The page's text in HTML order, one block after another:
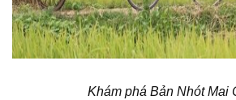
Khám phá Bản Nhót Mai